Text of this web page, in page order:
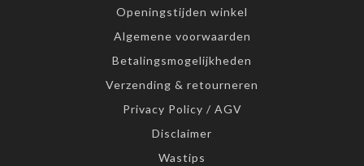
Openingstijden winkel
Algemene voorwaarden
Betalingsmogelijkheden
Verzending & retourneren
Privacy Policy / AGV
Disclaimer
Wastips